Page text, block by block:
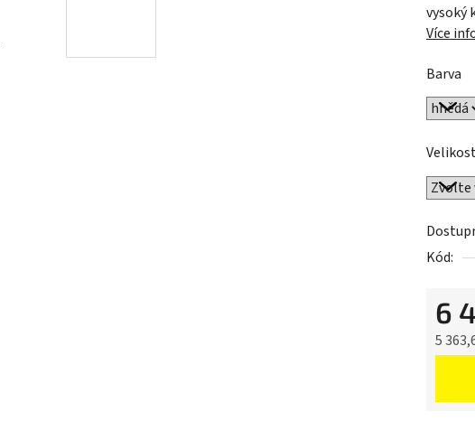
vysoký
Více
Barva
Kód:
6
5